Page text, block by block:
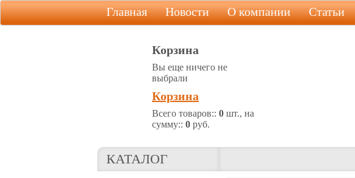
Главная Новости О компании Статьи
Корзина
Вы еще ничего не
выбрали
Корзина
Всего товаров:: 0 шт., на
сумму:: 0 руб.
КАТАЛОГ